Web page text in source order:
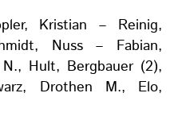
Kristian – Reinig,
Nuss – Fabian,
Hult, Bergbauer (2),
Drothen M., Elo,